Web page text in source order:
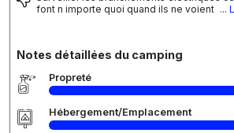
font n importe quoi quand ils ne voient ...
Notes détaillées du camping
Propreté
Hébergement/Emplacement